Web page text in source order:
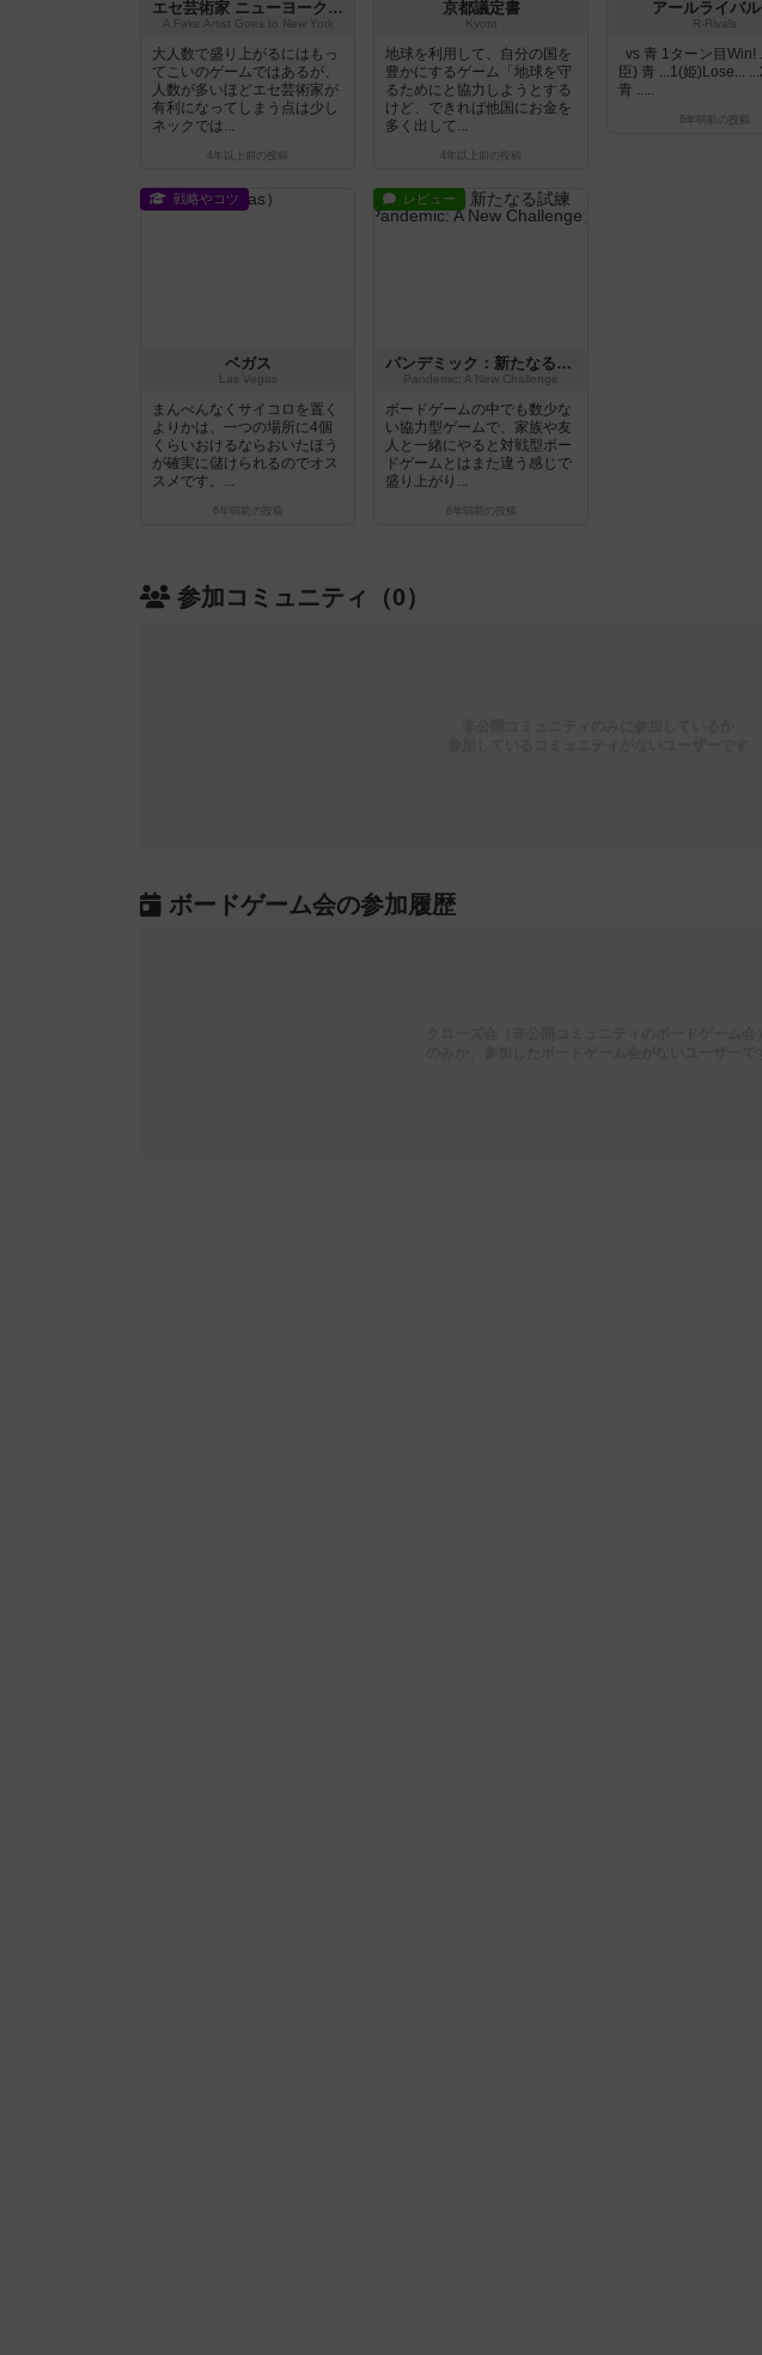
エセ芸術家 ニューヨークへ行く
A Fake Artist Goes to New York
大人数で盛り上がるにはもっ
てこいのゲームではあるが、
人数が多いほどエセ芸術家が
有利になってしまう点は少し
ネックでは...
4年以上前 の投稿
京都議定書
Kyoto
地球を利用して、自分の国を
豊かにするゲーム「地球を守
るためにと協力しようとする
けど、できれば他国にお金を
多く出して...
4年以上前 の投稿
アールライバ
R-Rivals
vs 青 1ターン目Win!
臣) 青 ...1(姫)Lose...
青 .....
6年弱前 の投稿
戦略やコツ
ベガス
Las Vegas
まんべんなくサイコロを置く
よりかは、一つの場所に4個
くらいおけるならおいたほう
が確実に儲けられるのでオス
スメです。...
6年弱前 の投稿
レビュー
パンデミック：新たなる試練
Pandemic: A New Challenge
ボードゲームの中でも数少な
い協力型ゲームで、家族や友
人と一緒にやると対戦型ボー
ドゲームとはまた違う感じで
盛り上がり...
6年弱前 の投稿
参加コミュニティ（0）
ボードゲーム会の参加履歴